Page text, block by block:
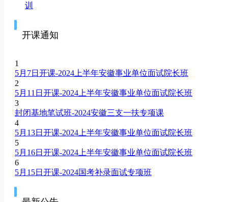
训
开课通知
1
5月7日开课-2024上半年安徽事业单位面试院长班
2
5月11日开课-2024上半年安徽事业单位面试院长班
3
封闭基地笔试班-2024安徽三支一扶专项课
4
5月13日开课-2024上半年安徽事业单位面试院长班
5
5月16日开课-2024上半年安徽事业单位面试院长班
6
5月15日开课-2024国考补录面试专项班